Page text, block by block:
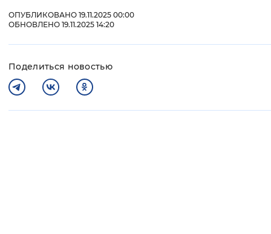
ОПУБЛИКОВАНО 19.11.2025 00:00
ОБНОВЛЕНО 19.11.2025 14:20
Поделиться новостью